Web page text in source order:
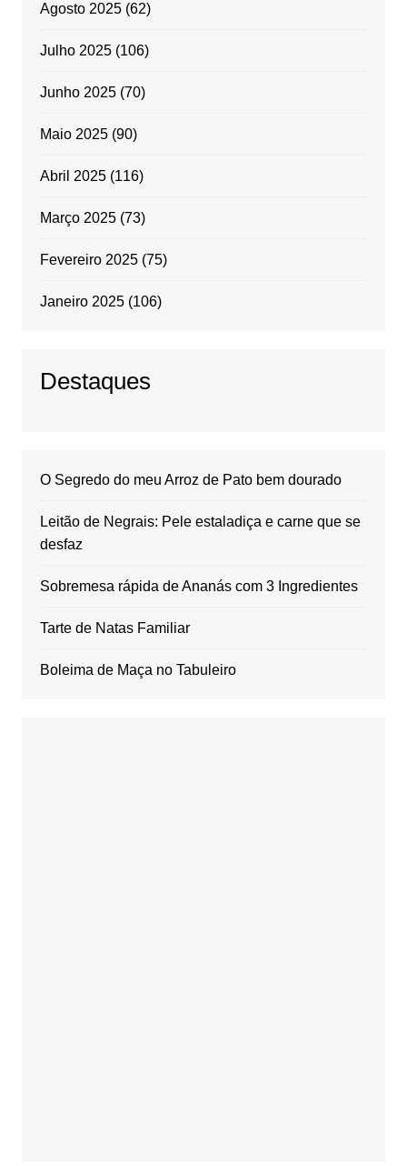
Agosto 2025(62)
Julho 2025(106)
Junho 2025(70)
Maio 2025(90)
Abril 2025(116)
Março 2025(73)
Fevereiro 2025(75)
Janeiro 2025(106)
Destaques
O Segredo do meu Arroz de Pato bem dourado
Leitão de Negrais: Pele estaladiça e carne que se
desfaz
Sobremesa rápida de Ananás com 3 Ingredientes
Tarte de Natas Familiar
Boleima de Maça no Tabuleiro